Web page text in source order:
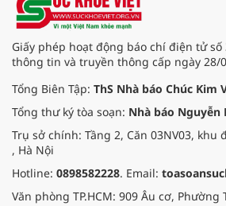
Giấy phép hoạt động báo chí điện tử số
thông tin và truyền thông cấp ngày 28/
Tổng Biên Tập: ThS Nhà báo Chúc Kim
Tổng thư ký tòa soạn: Nhà báo Nguyễn
Trụ sở chính: Tầng 2, Căn 03NV03, khu
, Hà Nội
Hotline: 0898582228. Email:
Văn phòng TP.HCM: 909 Âu cơ, Phường